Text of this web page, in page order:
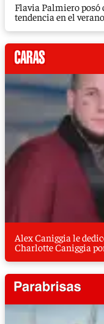
Flavia Palmiero posó
tendencia en el verano
Alex Caniggia le
Charlotte Caniggia